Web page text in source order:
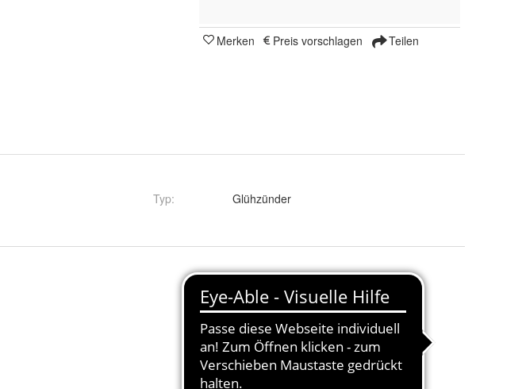
Merken Preis vorschlagen Teilen
Typ: Glühzünder